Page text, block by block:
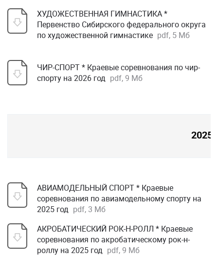
ХУДОЖЕСТВЕННАЯ ГИМНАСТИКА *
Первенство Сибирского федерального округа
по художественной гимнастике pdf, 5 Мб
ЧИР-СПОРТ * Краевые соревнования по чир-
спорту на 2026 год pdf, 9 Мб
2025
АВИАМОДЕЛЬНЫЙ СПОРТ * Краевые
соревнования по авиамодельному спорту на
2025 год pdf, 3 Мб
АКРОБАТИЧЕСКИЙ РОК-Н-РОЛЛ * Краевые
соревнования по акробатическому рок-н-
роллу на 2025 год pdf, 9 Мб